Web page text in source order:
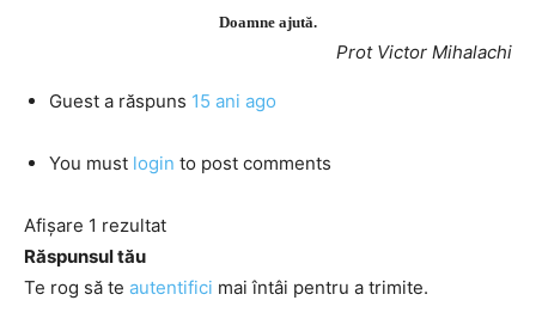
Doamne ajută.
Prot Victor Mihalachi
Guest a răspuns 15 ani ago
You must login to post comments
Afișare 1 rezultat
Răspunsul tău
Te rog să te autentifici mai întâi pentru a trimite.